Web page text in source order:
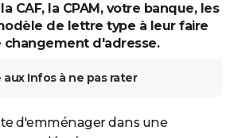
CAF, la CPAM, votre banque, les
de lettre type à leur faire
changement d'adresse.
Infos à ne pas rater
d'emménager dans une